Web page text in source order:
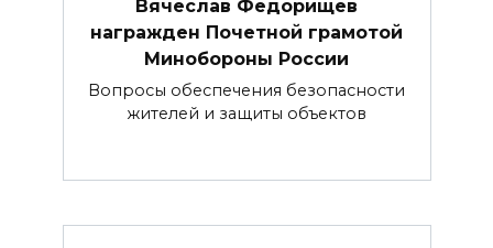
Вячеслав Федорищев
награжден Почетной грамотой
Минобороны России
Вопросы обеспечения безопасности
жителей и защиты объектов